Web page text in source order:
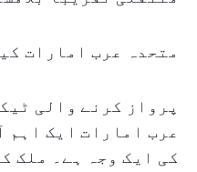
متحدہ عرب امارات
پرواز کرنے والی
عرب امارات ایک اہم
کی ایک وجہ ہے۔ ملک